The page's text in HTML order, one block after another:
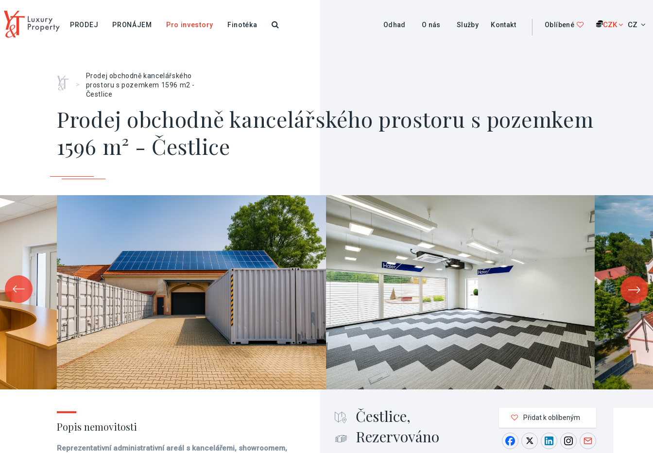
PRODEJ PRONÁJEM Pro investory Finotéka Odhad O nás Služby Kontakt Oblíbené CZK CZ
Home
>
Prodej obchodně kancelářského
prostoru s pozemkem 1596 m2 -
Čestlice
Prodej obchodně kancelářského prostoru s pozemkem
1596 m² - Čestlice
Čestlice,
Rezervováno
Přidat k oblíbeným
Popis nemovitosti
Reprezentativní administrativní areál s kancelářemi, showroomem,